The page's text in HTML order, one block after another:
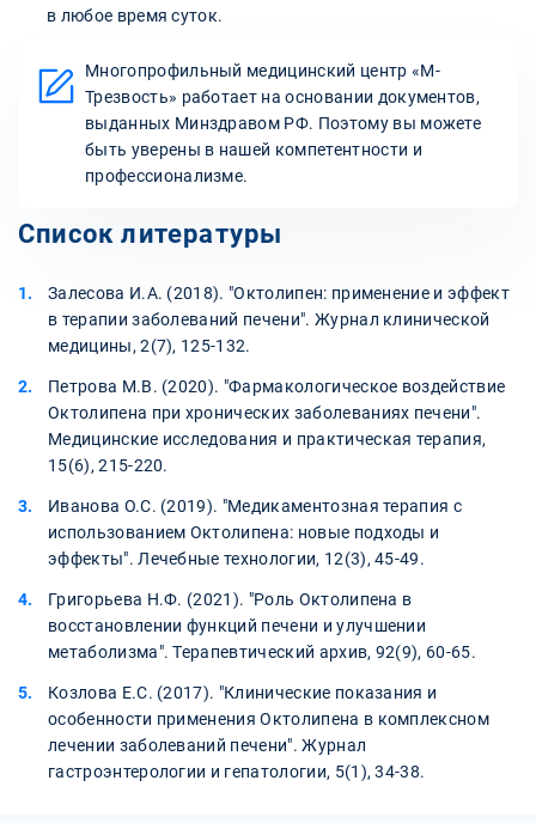
в любое время суток.
Многопрофильный медицинский центр «М-
Трезвость» работает на основании документов,
выданных Минздравом РФ. Поэтому вы можете
быть уверены в нашей компетентности и
профессионализме.
Список литературы
Залесова И.А. (2018). "Октолипен: применение и эффект
в терапии заболеваний печени". Журнал клинической
медицины, 2(7), 125-132.
Петрова М.В. (2020). "Фармакологическое воздействие
Октолипена при хронических заболеваниях печени".
Медицинские исследования и практическая терапия,
15(6), 215-220.
Иванова О.С. (2019). "Медикаментозная терапия с
использованием Октолипена: новые подходы и
эффекты". Лечебные технологии, 12(3), 45-49.
Григорьева Н.Ф. (2021). "Роль Октолипена в
восстановлении функций печени и улучшении
метаболизма". Терапевтический архив, 92(9), 60-65.
Козлова Е.С. (2017). "Клинические показания и
особенности применения Октолипена в комплексном
лечении заболеваний печени". Журнал
гастроэнтерологии и гепатологии, 5(1), 34-38.